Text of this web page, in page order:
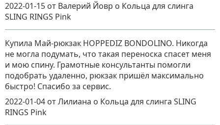
2022-01-15 от Валерий Йовр о Кольца для слинга
SLING RINGS Pink
Купила Май-рюкзак HOPPEDIZ BONDOLINO. Никогда
не могла подумать, что такая переноска спасет меня
и мою спину. Грамотные консультанты помогли
подобрать удаленно, рюкзак пришёл максимально
быстро! Спасибо за сервис.
2022-01-04 от Лилиана о Кольца для слинга SLING
RINGS Pink